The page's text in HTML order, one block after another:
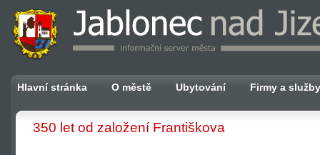
Hlavní stránka O městě Ubytování Firmy a služby
350 let od založení Františkova